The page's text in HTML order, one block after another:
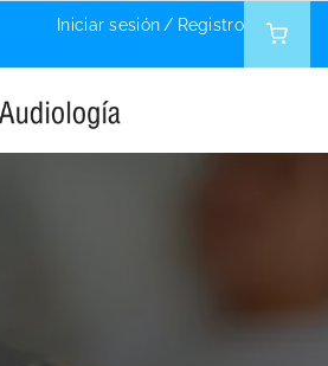
Iniciar sesión / Registro